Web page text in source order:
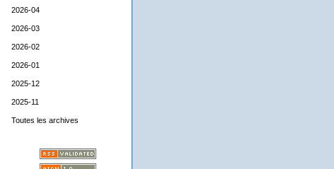
2026-04
2026-03
2026-02
2026-01
2025-12
2025-11
Toutes les archives